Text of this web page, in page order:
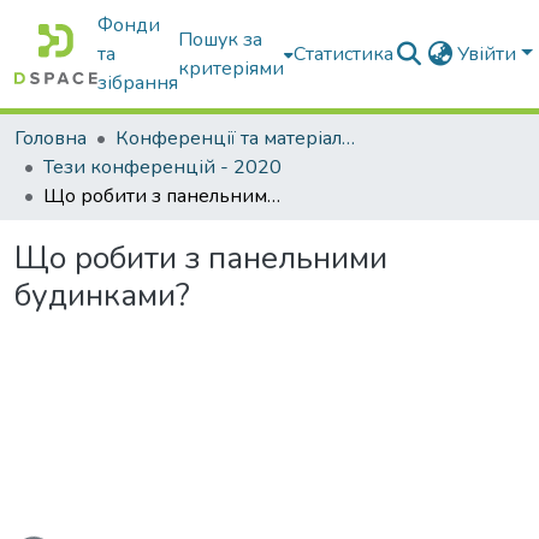
Фонди
та
зібрання
Пошук за
критеріями
Статистика Увійти
Головна
Конференції та матеріали конференцій
Тези конференцій - 2020
Що робити з панельними будинками?
Що робити з панельними
будинками?